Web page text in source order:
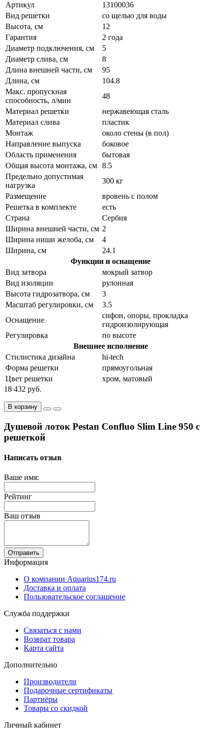
Артикул
13100036
Вид решетки
со щелью для воды
Высота, см
12
Гарантия
2 года
Диаметр подключения, см
5
Диаметр слива, см
8
Длина внешней части, см
95
Длина, см
104.8
Макс. пропускная
способность, л/мин
48
Материал решетки
нержавеющая сталь
Материал слива
пластик
Монтаж
около стены (в пол)
Направление выпуска
боковое
Область применения
бытовая
Общая высота монтажа, см 8.5
Предельно допустимая
нагрузка
300 кг
Размещение
вровень с полом
Решетка в комплекте
есть
Страна
Сербия
Ширина внешней части, см 2
Ширина ниши желоба, см
4
Ширина, см
24.1
Функции и оснащение
Вид затвора
мокрый затвор
Вид изоляции
рулонная
Высота гидрозатвора, см
3
Масштаб регулировки, см
3.5
Оснащение
сифон, опоры, прокладка
гидроизолирующая
Регулировка
по высоте
Внешнее исполнение
Стилистика дизайна
hi-tech
Форма решетки
прямоугольная
Цвет решетки
хром, матовый
18 432 руб.
В корзину
Душевой лоток Pestan Confluo Slim Line 950 с
решеткой
Написать отзыв
Ваше имя:
Рейтинг
Ваш отзыв
Отправить
Информация
О компании Aquarius174.ru
Доставка и оплата
Пользовательское соглашение
Служба поддержки
Связаться с нами
Возврат товара
Карта сайта
Дополнительно
Производители
Подарочные сертификаты
Партнёры
Товары со скидкой
Личный кабинет